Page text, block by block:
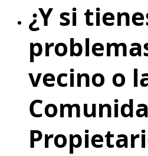
¿Y si
vecino o